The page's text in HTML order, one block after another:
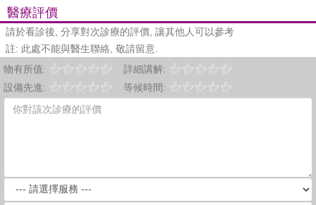
醫療評價
請於看診後, 分享對次診療的評價, 讓其他人可以參考
註: 此處不能與醫生聯絡, 敬請留意.
物有所值:
詳細講解:
設備先進:
等候時間: